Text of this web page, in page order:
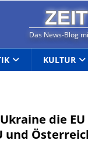
Das News-Blog
KULTUR
die
und